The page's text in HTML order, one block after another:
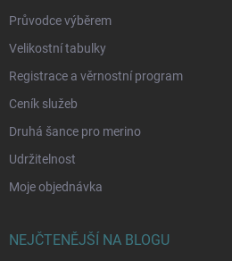
Průvodce výběrem
Velikostní tabulky
Registrace a věrnostní program
Ceník služeb
Druhá šance pro merino
Udržitelnost
Moje objednávka
NEJČTENĚJŠÍ NA BLOGU